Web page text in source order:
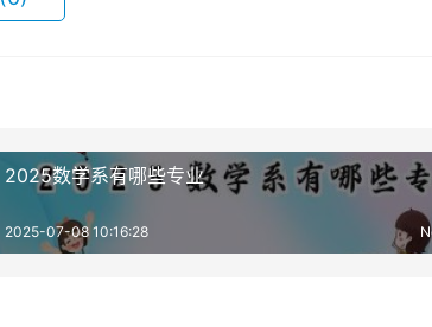
2025数学系有哪些专业
2025-07-08 10:16:28